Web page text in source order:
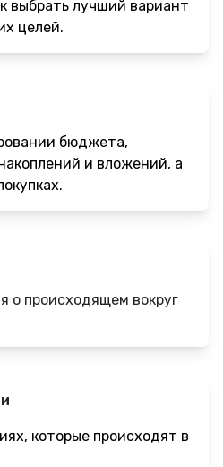
выбрать лучший вариант
целей.
бюджета,
и вложений, а
о происходящем вокруг
которые происходят в